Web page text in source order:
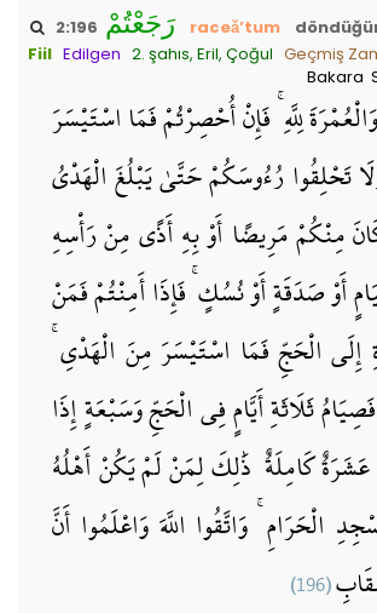
2:196 رَجَعْتُمْ raceǎ’tum
Fiil Edilgen 2. şahıs, Eril, Çoğul Geçmiş
Bakara
لِلَّهِ ۚ فَإِنْ أُحْصِرْتُمْ فَمَا اسْتَيْسَرَ
تَحْلِقُوا رُءُوسَكُمْ حَتَّىٰ يَبْلُغَ الْهَدْيُ
مِنْكُمْ مَرِيضًا أَوْ بِهِ أَذًى مِنْ رَأْسِهِ
أَوْ صَدَقَةٍ أَوْ نُسُكٍ ۚ فَإِذَا أَمِنْتُمْ فَمَنْ
إِلَى الْحَجِّ فَمَا اسْتَيْسَرَ مِنَ الْهَدْيِ
ثَلَاثَةِ أَيَّامٍ فِي الْحَجِّ وَسَبْعَةٍ إِذَا
كَامِلَةٌ ۗ ذَٰلِكَ لِمَنْ لَمْ يَكُنْ أَهْلُهُ
الْحَرَامِ ۚ وَاتَّقُوا اللَّهَ وَاعْلَمُوا أَنَّ
(196)